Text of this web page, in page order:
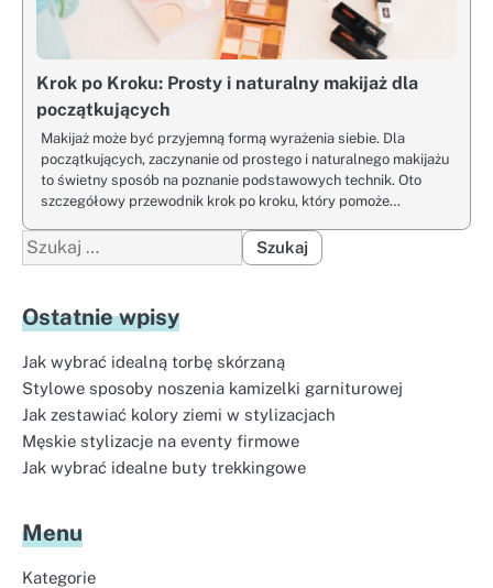
Krok po Kroku: Prosty i naturalny makijaż dla
początkujących
Makijaż może być przyjemną formą wyrażenia siebie. Dla
początkujących, zaczynanie od prostego i naturalnego makijażu
to świetny sposób na poznanie podstawowych technik. Oto
szczegółowy przewodnik krok po kroku, który pomoże…
Szukaj:
Ostatnie wpisy
Jak wybrać idealną torbę skórzaną
Stylowe sposoby noszenia kamizelki garniturowej
Jak zestawiać kolory ziemi w stylizacjach
Męskie stylizacje na eventy firmowe
Jak wybrać idealne buty trekkingowe
Menu
Kategorie